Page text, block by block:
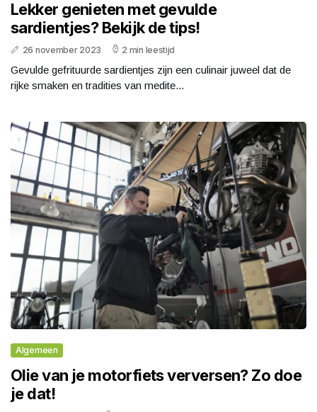
Lekker genieten met gevulde
sardientjes? Bekijk de tips!
26 november 2023 2 min leestijd
Gevulde gefrituurde sardientjes zijn een culinair juweel dat de
rijke smaken en tradities van medite...
Algemeen
Olie van je motorfiets verversen? Zo doe
je dat!